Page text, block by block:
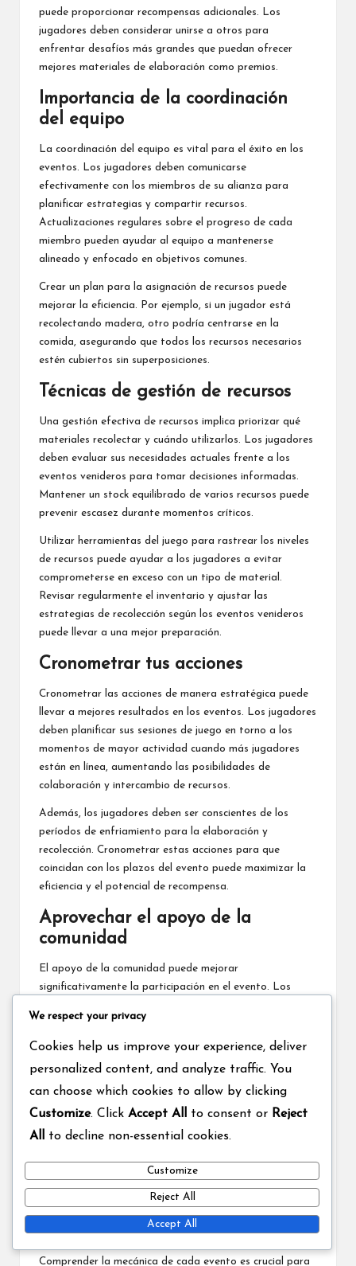
puede proporcionar recompensas adicionales. Los
jugadores deben considerar unirse a otros para
enfrentar desafíos más grandes que puedan ofrecer
mejores materiales de elaboración como premios.
Importancia de la coordinación
del equipo
La coordinación del equipo es vital para el éxito en los
eventos. Los jugadores deben comunicarse
efectivamente con los miembros de su alianza para
planificar estrategias y compartir recursos.
Actualizaciones regulares sobre el progreso de cada
miembro pueden ayudar al equipo a mantenerse
alineado y enfocado en objetivos comunes.
Crear un plan para la asignación de recursos puede
mejorar la eficiencia. Por ejemplo, si un jugador está
recolectando madera, otro podría centrarse en la
comida, asegurando que todos los recursos necesarios
estén cubiertos sin superposiciones.
Técnicas de gestión de recursos
Una gestión efectiva de recursos implica priorizar qué
materiales recolectar y cuándo utilizarlos. Los jugadores
deben evaluar sus necesidades actuales frente a los
eventos venideros para tomar decisiones informadas.
Mantener un stock equilibrado de varios recursos puede
prevenir escasez durante momentos críticos.
Utilizar herramientas del juego para rastrear los niveles
de recursos puede ayudar a los jugadores a evitar
comprometerse en exceso con un tipo de material.
Revisar regularmente el inventario y ajustar las
estrategias de recolección según los eventos venideros
puede llevar a una mejor preparación.
Cronometrar tus acciones
Cronometrar las acciones de manera estratégica puede
llevar a mejores resultados en los eventos. Los jugadores
deben planificar sus sesiones de juego en torno a los
momentos de mayor actividad cuando más jugadores
están en línea, aumentando las posibilidades de
colaboración y intercambio de recursos.
Además, los jugadores deben ser conscientes de los
períodos de enfriamiento para la elaboración y
recolección. Cronometrar estas acciones para que
coincidan con los plazos del evento puede maximizar la
eficiencia y el potencial de recompensa.
Aprovechar el apoyo de la
comunidad
El apoyo de la comunidad puede mejorar
significativamente la participación en el evento. Los
sociales o chats dentro del juego para compartir
consejos y estrategias. Aprender de las experiencias de
otros puede proporcionar valiosos conocimientos sobre
Participar en eventos comunitarios también puede
jugadores a mantenerse activos. Compartir logros y
hitos puede alentar a otros a contribuir más al evento,
beneficiando a todo el equipo.
Comprender la mecánica del
evento
Comprender la mecánica de cada evento es crucial para
We respect your privacy
Cookies help us improve your experience, deliver
personalized content, and analyze traffic. You
can choose which cookies to allow by clicking
Customize. Click Accept All to consent or Reject
All
to decline non-essential cookies.
Customize
Reject All
Accept All